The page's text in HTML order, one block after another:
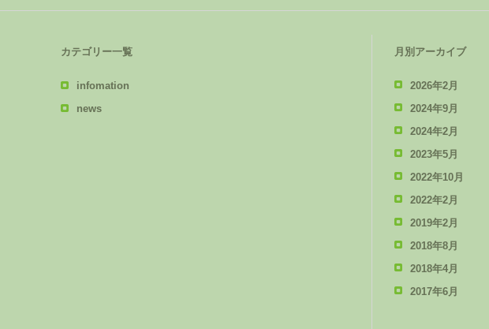
カテゴリー一覧
infomation
news
月別アーカイブ
2026年2月
2024年9月
2024年2月
2023年5月
2022年10月
2022年2月
2019年2月
2018年8月
2018年4月
2017年6月